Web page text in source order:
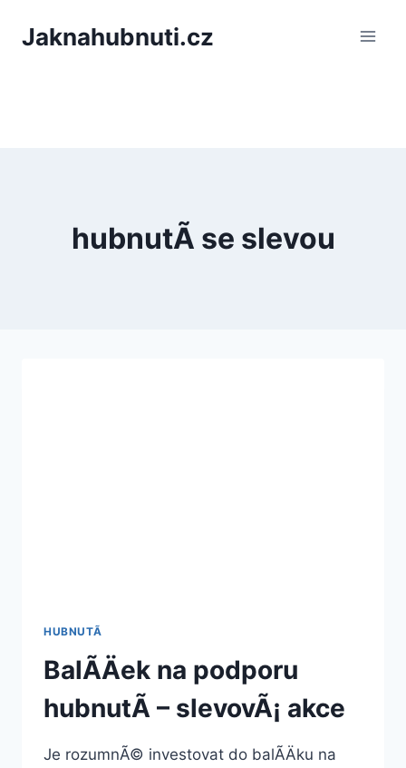
Jaknahubnuti.cz
hubnutÃ­ se slevou
HUBNUTÃ­
BalÃ­Äek na podporu
hubnutÃ­ – slevovÃ¡ akce
Je rozumnÃ© investovat do balÃ­Äku na